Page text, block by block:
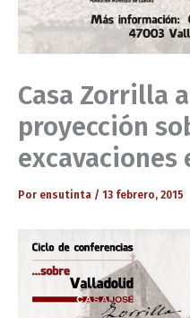
Casa Zorrilla
proyección
excavaciones
Por ensutinta / 13 febrero, 2015